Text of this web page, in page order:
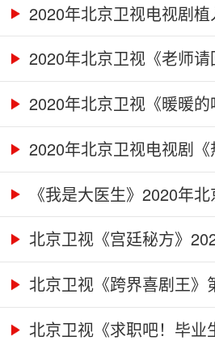
2020年北京卫视电视剧
2020年北京卫视《老师
2020年北京卫视《暖暖
2020年北京卫视电视剧
《我是大医生》2020年
北京卫视《宫廷秘方》
北京卫视《跨界喜剧王》
商...北京卫视《求职吧！毕业